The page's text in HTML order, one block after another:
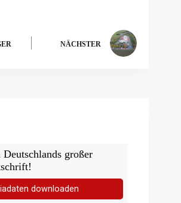
NÄCHSTER
großer
downloaden